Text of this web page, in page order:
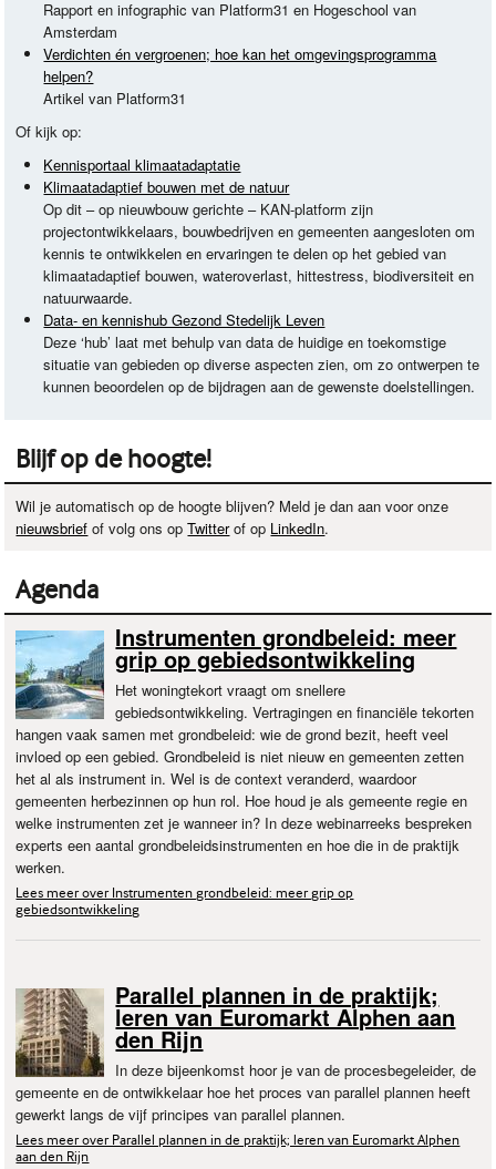
Rapport en infographic van Platform31 en Hogeschool van
Amsterdam
Verdichten én vergroenen; hoe kan het omgevingsprogramma
helpen?
Artikel van Platform31
Of kijk op:
Kennisportaal klimaatadaptatie
Klimaatadaptief bouwen met de natuur
Op dit – op nieuwbouw gerichte – KAN-platform zijn
projectontwikkelaars, bouwbedrijven en gemeenten aangesloten om
kennis te ontwikkelen en ervaringen te delen op het gebied van
klimaatadaptief bouwen, wateroverlast, hittestress, biodiversiteit en
natuurwaarde.
Data- en kennishub Gezond Stedelijk Leven
Deze ‘hub’ laat met behulp van data de huidige en toekomstige
situatie van gebieden op diverse aspecten zien, om zo ontwerpen te
kunnen beoordelen op de bijdragen aan de gewenste doelstellingen.
Blijf op de hoogte!
Wil je automatisch op de hoogte blijven? Meld je dan aan voor onze
nieuwsbrief of volg ons opTwitterof op LinkedIn.
Agenda
Instrumenten grondbeleid: meer
grip op gebiedsontwikkeling
Het woningtekort vraagt om snellere
gebiedsontwikkeling. Vertragingen en financiële tekorten
hangen vaak samen met grondbeleid: wie de grond bezit, heeft veel
invloed op een gebied. Grondbeleid is niet nieuw en gemeenten zetten
het al als instrument in. Wel is de context veranderd, waardoor
gemeenten herbezinnen op hun rol. Hoe houd je als gemeente regie en
welke instrumenten zet je wanneer in? In deze webinarreeks bespreken
experts een aantal grondbeleidsinstrumenten en hoe die in de praktijk
werken.
Lees meer over Instrumenten grondbeleid: meer grip op
gebiedsontwikkeling
Parallel plannen in de praktijk;
leren van Euromarkt Alphen aan
den Rijn
In deze bijeenkomst hoor je van de procesbegeleider, de
gemeente en de ontwikkelaar hoe het proces van parallel plannen heeft
gewerkt langs de vijf principes van parallel plannen.
Lees meer over Parallel plannen in de praktijk; leren van Euromarkt Alphen
aan den Rijn